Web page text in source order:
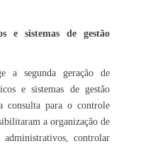
e sistemas de gestão
a segunda geração de
e sistemas de gestão
consulta para o controle
a organização de
controlar